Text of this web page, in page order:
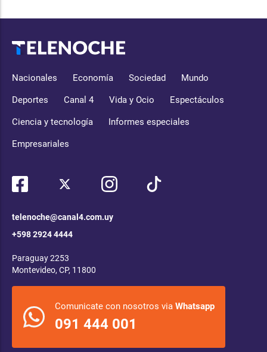
Nacionales Economía Sociedad Mundo
Deportes Canal 4 Vida y Ocio Espectáculos
Ciencia y tecnología Informes especiales
Empresariales
telenoche@canal4.com.uy
+598 2924 4444
Paraguay 2253
Montevideo, CP, 11800
Comunicate con nosotros via Whatsapp
091 444 001